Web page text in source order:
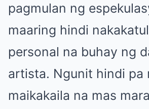
pagmulan ng
maaring hindi
personal na buhay ng
artista. Ngunit hindi pa
maikakaila na mas